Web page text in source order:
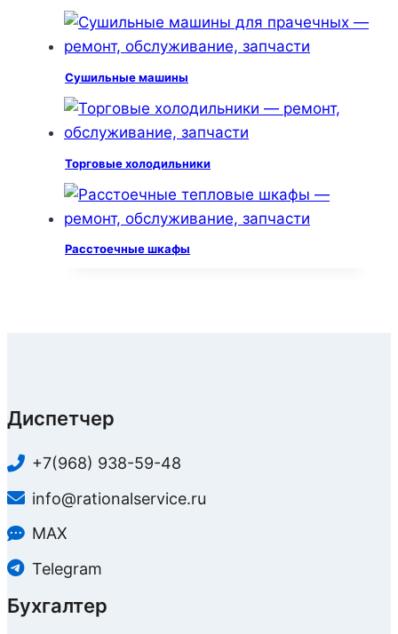
Сушильные машины
Торговые холодильники
Расстоечные шкафы
Диспетчер
+7(968) 938-59-48
info@rationalservice.ru
MAX
Telegram
Бухгалтер